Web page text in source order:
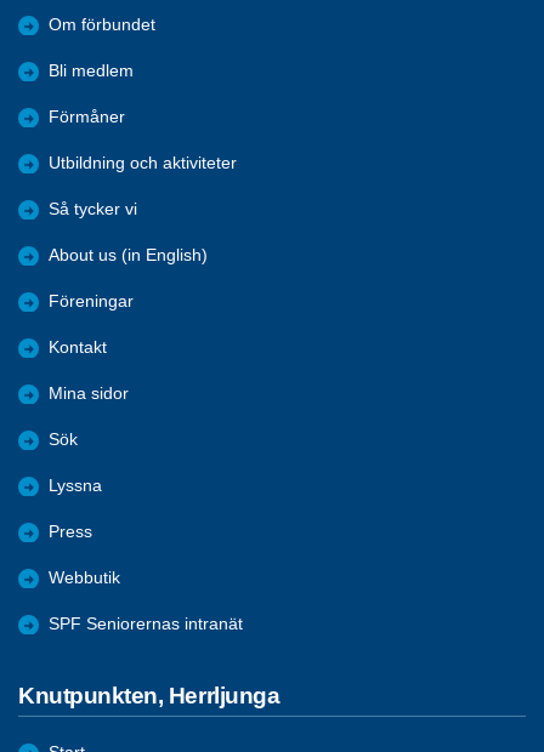
Om förbundet
Bli medlem
Förmåner
Utbildning och aktiviteter
Så tycker vi
About us (in English)
Föreningar
Kontakt
Mina sidor
Sök
Lyssna
Press
Webbutik
SPF Seniorernas intranät
Knutpunkten, Herrljunga